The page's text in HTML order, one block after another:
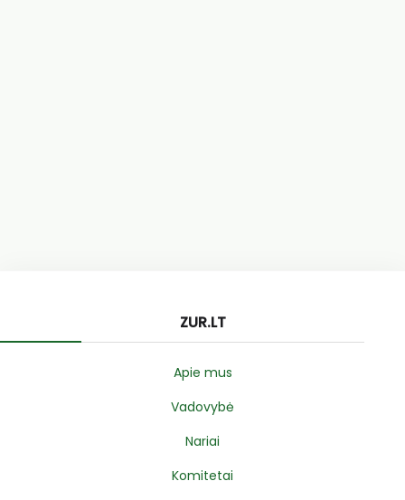
ZUR.LT
Apie mus
Vadovybė
Nariai
Komitetai